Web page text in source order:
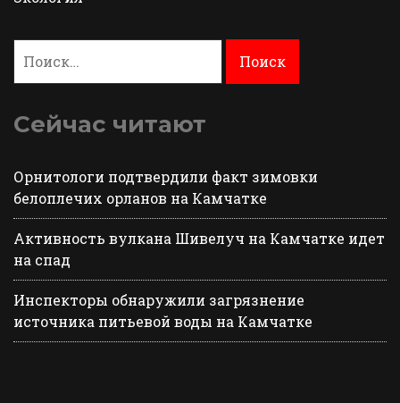
Сейчас читают
Орнитологи подтвердили факт зимовки
белоплечих орланов на Камчатке
Активность вулкана Шивелуч на Камчатке идет
на спад
Инспекторы обнаружили загрязнение
источника питьевой воды на Камчатке